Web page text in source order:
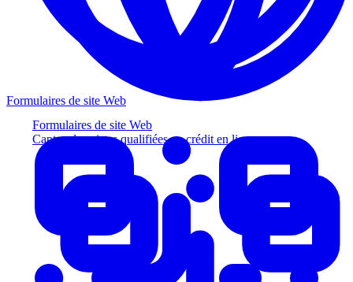
Formulaires de site Web
Captez des pistes qualifiées au crédit en ligne
Formulaires de site Web